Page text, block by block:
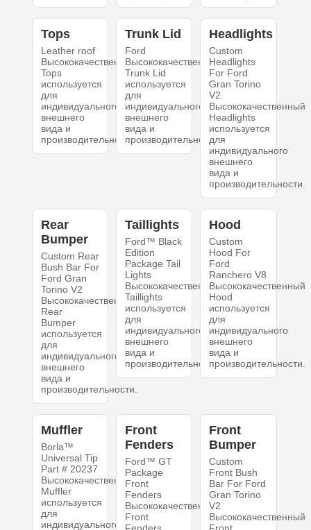
Tops
Leather roof
Высококачественный
Tops
используется
для
индивидуального
внешнего
вида и
производительности.
Trunk Lid
Ford
Высококачественный
Trunk Lid
используется
для
индивидуального
внешнего
вида и
производительности.
Headlights
Custom
Headlights
For Ford
Gran Torino
V2
Высококачественный
Headlights
используется
для
индивидуального
внешнего
вида и
производительности.
Rear
Bumper
Custom Rear
Bush Bar For
Ford Gran
Torino V2
Высококачественный
Rear
Bumper
используется
для
индивидуального
внешнего
вида и
производительности.
Taillights
Ford™ Black
Edition
Package Tail
Lights
Высококачественный
Taillights
используется
для
индивидуального
внешнего
вида и
производительности.
Hood
Custom
Hood For
Ford
Ranchero V8
Высококачественный
Hood
используется
для
индивидуального
внешнего
вида и
производительности.
Muffler
Borla™
Universal Tip
Part # 20237
Высококачественный
Muffler
используется
для
индивидуального
Front
Fenders
Ford™ GT
Package
Front
Fenders
Высококачественный
Front
Front
Bumper
Custom
Front Bush
Bar For Ford
Gran Torino
V2
Высококачественный